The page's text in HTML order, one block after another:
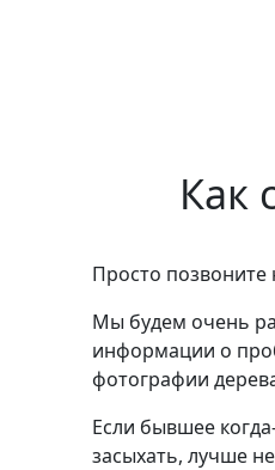
Как
Просто позвоните
Мы будем очень
информации о
фотографии
Если бывшее
засыхать, лучше